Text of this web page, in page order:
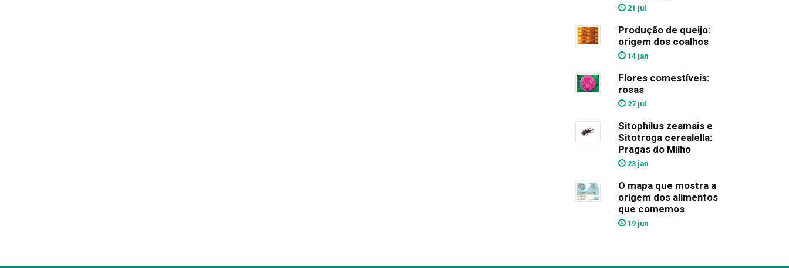
21 jul
Produção de queijo:
origem dos coalhos
14 jan
Flores comestíveis:
rosas
27 jul
Sitophilus zeamais e
Sitotroga cerealella:
Pragas do Milho
23 jan
O mapa que mostra a
origem dos alimentos
que comemos
19 jun